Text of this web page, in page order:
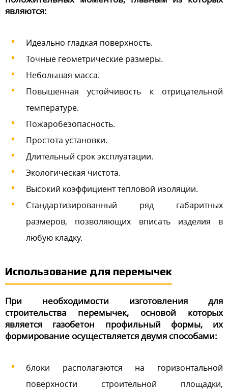
являются:
Идеально гладкая поверхность.
Точные геометрические размеры.
Небольшая масса.
Повышенная устойчивость к отрицательной
температуре.
Пожаробезопасность.
Простота установки.
Длительный срок эксплуатации.
Экологическая чистота.
Высокий коэффициент тепловой изоляции.
Стандартизированный ряд габаритных
размеров, позволяющих вписать изделия в
любую кладку.
Использование для перемычек
При необходимости изготовления для
строительства перемычек, основой которых
является газобетон профильный формы, их
формирование осуществляется двумя способами:
блоки располагаются на горизонтальной
поверхности строительной площадки,